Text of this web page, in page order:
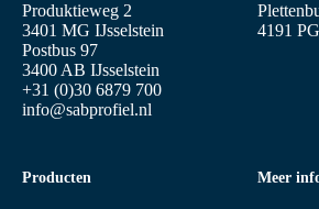
Produktieweg 2
3401 MG IJsselstein
Postbus 97
3400 AB IJsselstein
+31 (0)30 6879 700
info@sabprofiel.nl
Producten Meer
4191